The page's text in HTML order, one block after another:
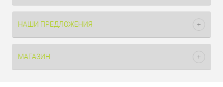
НАШИ ПРЕДЛОЖЕНИЯ
МАГАЗИН